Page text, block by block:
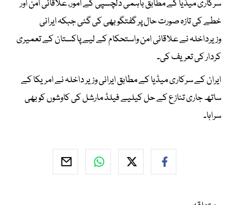
سرکاری میڈیا کے مطابق باہمی دلچسپی کے امور، علاقائی امن اور
خطے کی تازہ صورت حال پر گفتگو بھی کی گئی جبکہ ایرانی
وزیرداخلہ نے علاقائی امن واستحکام کے لیے پاکستان کے تعمیری
کردار کی تعریف کی۔
ایران کے سرکاری میڈیا کے مطابق ایرانی وزیر داخلہ نے امریکا کے
ساتھ جاری تنازع کے حل کیلیے فیلڈ مارشل کی کاوشوں کو بھی
سراہا۔